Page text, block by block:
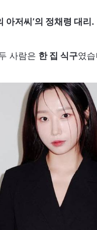
아저씨’의 정채령 대리.
사람은 한 집 식구였